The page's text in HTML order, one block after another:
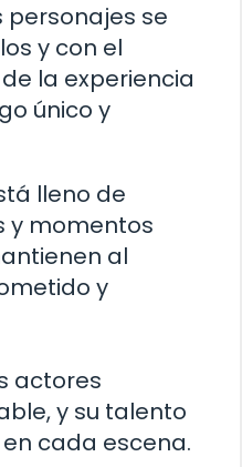
personajes se
y con el
la experiencia
único y
lleno de
y momentos
al
y
actores
y su talento
cada escena.